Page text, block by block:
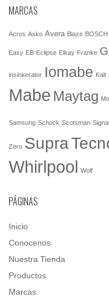
MARCAS
Acros Asko Avera Blaze BOSCH
Easy EB Eclipse Elkay Franke
insinkerator Iomabe Kalt
Mabe Maytag
Samsung Schock Scotsman
Zero Supra
Whirlpool Wolf
PÁGINAS
Inicio
Conocenos
Nuestra Tienda
Productos
Marcas